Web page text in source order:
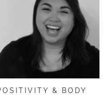
& BODY